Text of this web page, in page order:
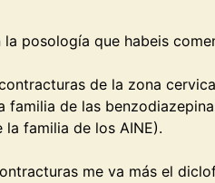
posología que habeis
de la zona
familia de las
familia de los AINE).
me va más el